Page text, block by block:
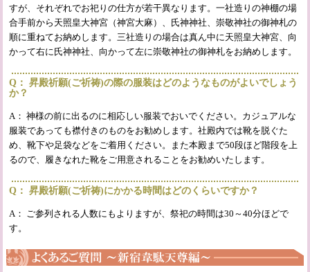
すが、それぞれでお祀りの仕方が若干異なります。一社造りの神棚の場
合手前から天照皇大神宮（神宮大麻）、氏神神社、崇敬神社の御神札の
順に重ねてお納めします。三社造りの場合は真ん中に天照皇大神宮、向
かって右に氏神神社、向かって左に崇敬神社の御神札をお納めします。
Q： 昇殿祈願(ご祈祷)の際の服装はどのようなものがよいでしょう
か？
A： 神様の前に出るのに相応しい服装でおいでください。カジュアルな
服装であっても襟付きのものをお勧めします。社殿内では靴を脱ぐた
め、靴下や足袋などをご着用ください。また本殿まで50段ほど階段を上
るので、履きなれた靴をご用意されることをお勧めいたします。
Q： 昇殿祈願(ご祈祷)にかかる時間はどのくらいですか？
A： ご参列される人数にもよりますが、祭祀の時間は30～40分ほどで
す。